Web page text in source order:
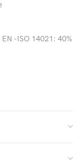
-ISO 14021: 40%